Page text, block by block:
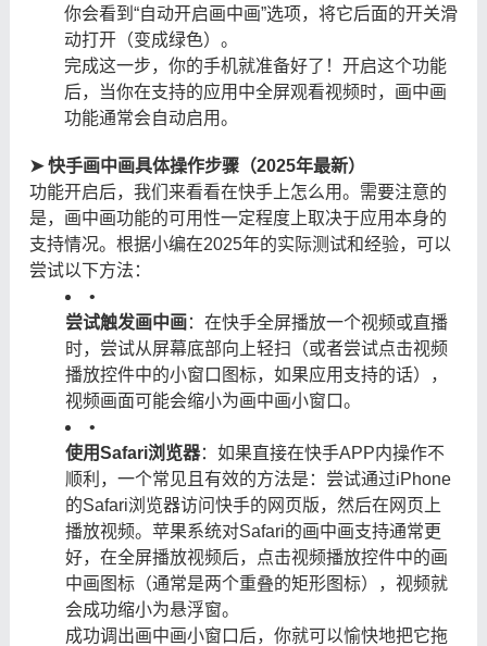
你会看到“自动开启画中画”选项，将它后面的开关滑
动打开（变成绿色）。
完成这一步，你的手机就准备好了！开启这个功能
后，当你在支持的应用中全屏观看视频时，画中画
功能通常会自动启用。
➤ 快手画中画具体操作步骤（2025年最新）
功能开启后，我们来看看在快手上怎么用。需要注意的
是，画中画功能的可用性一定程度上取决于应用本身的
支持情况。根据小编在2025年的实际测试和经验，可以
尝试以下方法：
•
尝试触发画中画：在快手全屏播放一个视频或直播
时，尝试从屏幕底部向上轻扫（或者尝试点击视频
播放控件中的小窗口图标，如果应用支持的话），
视频画面可能会缩小为画中画小窗口。
•
使用Safari浏览器：如果直接在快手APP内操作不
顺利，一个常见且有效的方法是：尝试通过iPhone
的Safari浏览器访问快手的网页版，然后在网页上
播放视频。苹果系统对Safari的画中画支持通常更
好，在全屏播放视频后，点击视频播放控件中的画
中画图标（通常是两个重叠的矩形图标），视频就
会成功缩小为悬浮窗。
成功调出画中画小窗口后，你就可以愉快地把它拖